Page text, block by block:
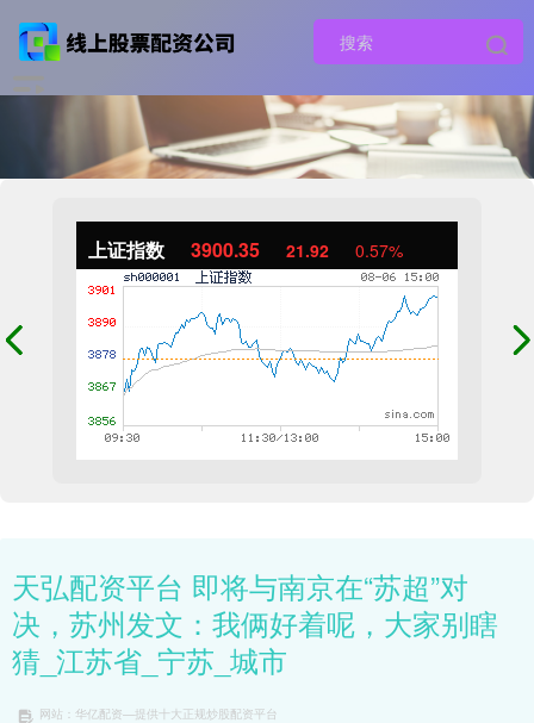
上证指数 3900.35 21.92 0.57%
天弘配资平台 即将与南京在“苏超”对
决，苏州发文：我俩好着呢，大家别瞎
猜_江苏省_宁苏_城市
网站：华亿配资—提供十大正规炒股配资平台